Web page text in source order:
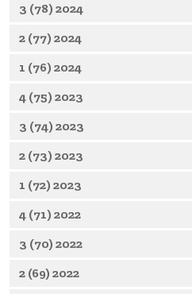
3 (78) 2024
2 (77) 2024
1 (76) 2024
4 (75) 2023
3 (74) 2023
2 (73) 2023
1 (72) 2023
4 (71) 2022
3 (70) 2022
2 (69) 2022